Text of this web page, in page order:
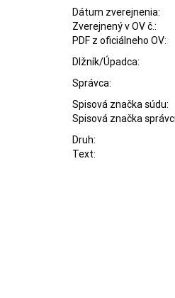
Dátum zverejnenia:
Zverejnený v OV č.:
PDF z oficiálneho OV:
Dlžník/Úpadca:
Správca:
Spisová značka súdu:
Spisová značka
Druh:
Text: